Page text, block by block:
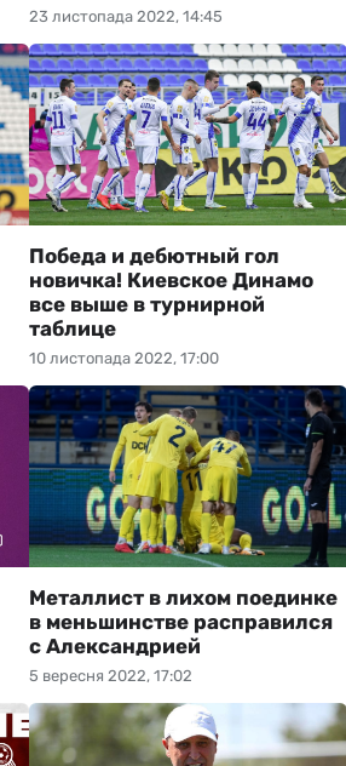
23 листопада 2022, 14:45
10 листопада 2022, 17:00
Победа и дебютный гол
новичка! Киевское Динамо
все выше в турнирной
таблице
5 вересня 2022, 17:02
Металлист в лихом поединке
в меньшинстве расправился
с Александрией